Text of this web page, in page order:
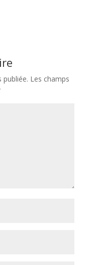
publiée. Les champs